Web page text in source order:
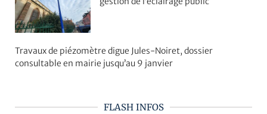
Travaux de piézomètre digue Jules-Noiret, dossier
consultable en mairie jusqu’au 9 janvier
FLASH INFOS